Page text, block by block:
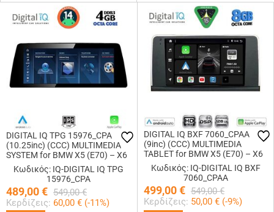
DIGITAL IQ TPG 15976_CPA
(10.25inc) (CCC) MULTIMEDIA
SYSTEM for BMW X5 (E70) – X6
(E71) mod. 2006-2009
Κωδικός: IQ-DIGITAL IQ TPG
15976_CPA
489,00€ 549,00 €
Κερδίζεις: 60,00 € (-11%)
DIGITAL IQ BXF 7060_CPAA
(9inc) (CCC) MULTIMEDIA
TABLET for BMW X5 (E70) – X6
(E71) mod. 2006-2009
Κωδικός: IQ-DIGITAL IQ BXF
7060_CPAA
499,00€ 549,00 €
Κερδίζεις: 50,00 € (-9%)